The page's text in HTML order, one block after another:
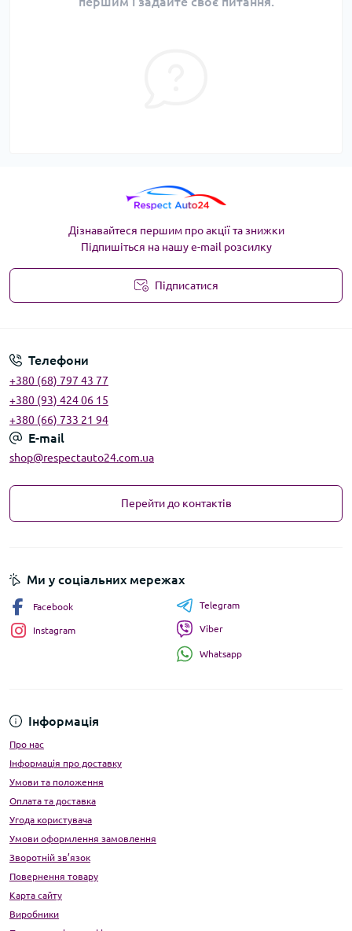
Дізнавайтеся першим про акції та знижки
Підпишіться на нашу e-mail розсилку
Підписатися
Телефони
+380 (68) 797 43 77
+380 (93) 424 06 15
+380 (66) 733 21 94
E-mail
shop@respectauto24.com.ua
Перейти до контактів
Інформація
Про нас
Інформація про доставку
Умови та положення
Оплата та доставка
Угода користувача
Умови оформлення замовлення
Зворотній зв’язок
Повернення товару
Карта сайту
Виробники
Ми у соціальних мережах
Facebook
Instagram
Telegram
Viber
Whatsapp